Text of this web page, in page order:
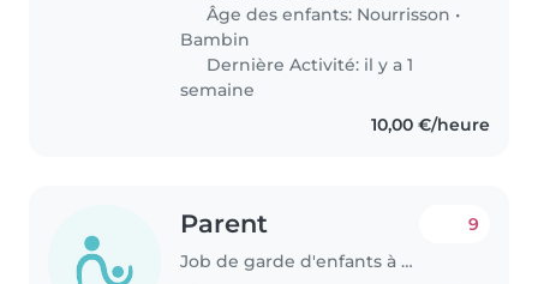
Âge des enfants: Nourrisson •
Bambin
Dernière Activité: il y a 1
semaine
10,00 €/heure
Parent
Job de garde d'enfants à Annecy
9